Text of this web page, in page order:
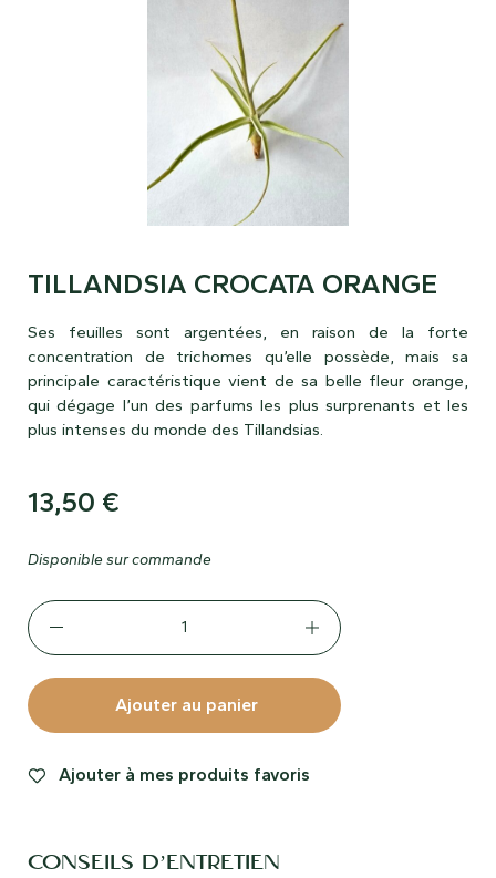
TILLANDSIA CROCATA ORANGE
Ses feuilles sont argentées, en raison de la forte
concentration de trichomes qu’elle possède, mais sa
principale caractéristique vient de sa belle fleur orange,
qui dégage l’un des parfums les plus surprenants et les
plus intenses du monde des Tillandsias.
13,50 €
Disponible sur commande
Ajouter au panier
Ajouter à mes produits favoris
CONSEILS D’ENTRETIEN